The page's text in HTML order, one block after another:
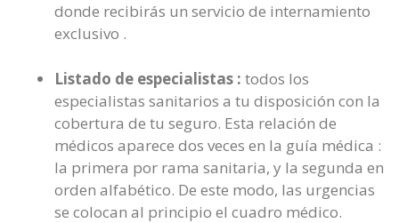
donde recibirás un servicio de internamiento
exclusivo .
Listado de especialistas : todos los
especialistas sanitarios a tu disposición con la
cobertura de tu seguro. Esta relación de
médicos aparece dos veces en la guía médica :
la primera por rama sanitaria, y la segunda en
orden alfabético. De este modo, las urgencias
se colocan al principio el cuadro médico.